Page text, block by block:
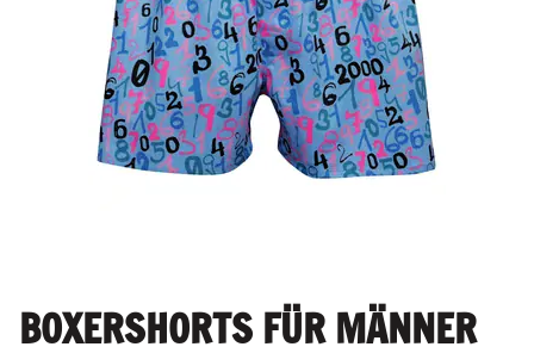
BOXERSHORTS FÜR MÄNNER